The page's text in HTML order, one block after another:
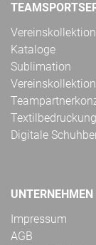
Kataloge
Sublimation
Vereinskollektion
Textilbedruckung
Digitale
UNTERNEHMEN
Impressum
AGB